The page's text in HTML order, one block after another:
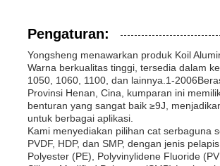
Pengaturan:
Yongsheng menawarkan produk Koil
Warna berkualitas tinggi, tersedia dalam
1050, 1060, 1100, dan lainnya.1-
Provinsi Henan, Cina, kumparan ini
benturan yang sangat baik ≥9J,
untuk berbagai aplikasi.
Kami menyediakan pilihan cat serbaguna
PVDF, HDP, dan SMP, dengan jenis
Polyester (PE), Polyvinylidene Fluoride